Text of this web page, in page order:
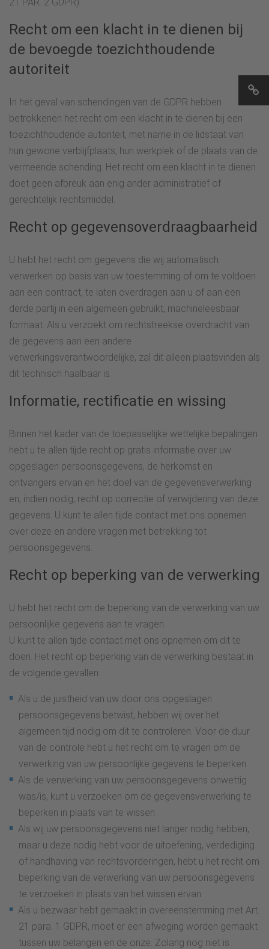
Recht om een klacht in te dienen bij
de bevoegde toezichthoudende
autoriteit
In het geval van schendingen van de GDPR hebben
betrokkenen het recht om een klacht in te dienen bij een
toezichthoudende autoriteit, met name in de lidstaat van
hun gewone verblijfplaats, hun werkplek of de plaats van de
vermeende schending. Het recht om een klacht in te dienen
doet geen afbreuk aan enig ander administratief of
gerechtelijk rechtsmiddel.
Recht op gegevensoverdraagbaarheid
U hebt het recht om gegevens die wij automatisch
verwerken op basis van uw toestemming of om te voldoen
aan een contract, te laten overdragen aan u of aan een
derde partij in een algemeen gebruikt, machineleesbaar
formaat. Als u verzoekt om rechtstreekse overdracht van
de gegevens aan een andere
verwerkingsverantwoordelijke, zal dit alleen plaatsvinden als
dit technisch haalbaar is.
Informatie, rectificatie en wissing
Binnen het kader van de toepasselijke wettelijke bepalingen
hebt u te allen tijde recht op gratis informatie over uw
opgeslagen persoonsgegevens, de herkomst en
ontvangers ervan en het doel van de gegevensverwerking
en, indien nodig, recht op correctie of verwijdering van deze
gegevens. U kunt te allen tijde contact met ons opnemen
over deze en andere vragen met betrekking tot
persoonsgegevens.
Recht op beperking van de verwerking
U hebt het recht om de beperking van de verwerking van uw
persoonlijke gegevens aan te vragen.
U kunt te allen tijde contact met ons opnemen om dit te
doen. Het recht op beperking van de verwerking bestaat in
de volgende gevallen:
Als u de juistheid van uw door ons opgeslagen
persoonsgegevens betwist, hebben wij over het
algemeen tijd nodig om dit te controleren. Voor de duur
van de controle hebt u het recht om te vragen om de
verwerking van uw persoonlijke gegevens te beperken.
Als de verwerking van uw persoonsgegevens onwettig
was/is, kunt u verzoeken om de gegevensverwerking te
beperken in plaats van te wissen.
Als wij uw persoonsgegevens niet langer nodig hebben,
maar u deze nodig hebt voor de uitoefening, verdediging
of handhaving van rechtsvorderingen, hebt u het recht om
beperking van de verwerking van uw persoonsgegevens
te verzoeken in plaats van het wissen ervan.
Als u bezwaar hebt gemaakt in overeenstemming met Art.
21 para. 1 GDPR, moet er een afweging worden gemaakt
tussen uw belangen en de onze. Zolang nog niet is